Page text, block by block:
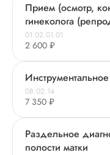
Прием (осмотр,
гинеколога
01.02.01.01
2 600 ₽
08.02.14
7 350 ₽
Раздельное
полости матки